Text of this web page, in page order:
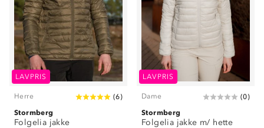
LAVPRIS
Herre (6)
Stormberg
Folgelia jakke
LAVPRIS
Dame (0)
Stormberg
Folgelia jakke m/ hette